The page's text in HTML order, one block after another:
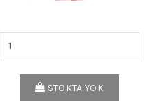
STOKTA YOK